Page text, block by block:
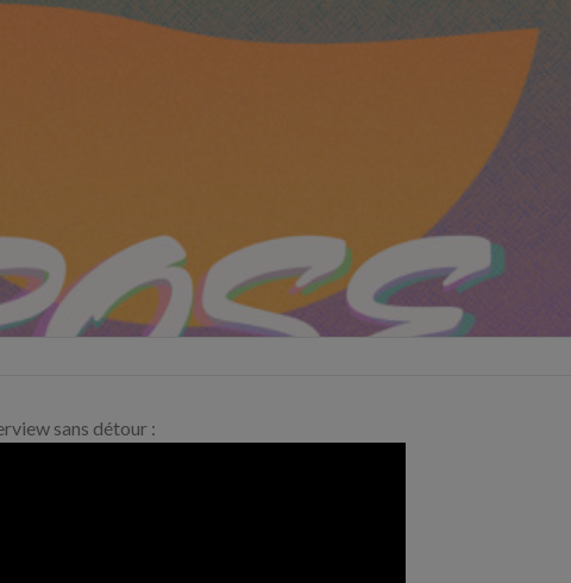
sans détour :